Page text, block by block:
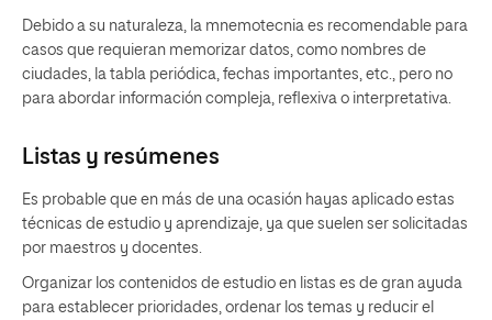
Debido a su naturaleza, la mnemotecnia es recomendable para
casos que requieran memorizar datos, como nombres de
ciudades, la tabla periódica, fechas importantes, etc., pero no
para abordar información compleja, reflexiva o interpretativa.
Listas y resúmenes
Es probable que en más de una ocasión hayas aplicado estas
técnicas de estudio y aprendizaje, ya que suelen ser solicitadas
por maestros y docentes.
Organizar los contenidos de estudio en listas es de gran ayuda
para establecer prioridades, ordenar los temas y reducir el